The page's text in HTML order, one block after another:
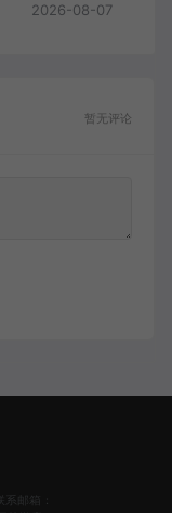
2026-08-07
暂无评论
邮箱：